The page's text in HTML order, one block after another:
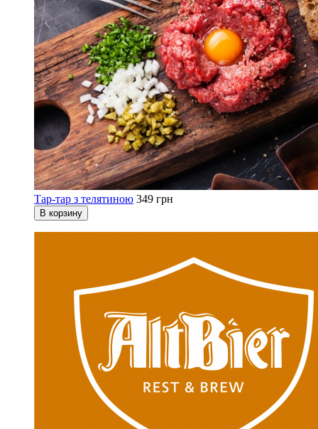
Тар-тар з телятиною 349 грн
В корзину